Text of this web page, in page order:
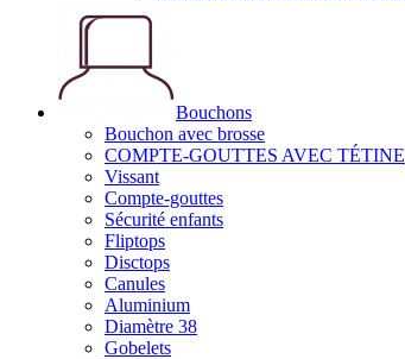
Bouchons
Bouchon avec brosse
COMPTE-GOUTTES AVEC TÉTINE
Vissant
Compte-gouttes
Sécurité enfants
Fliptops
Disctops
Canules
Aluminium
Diamètre 38
Gobelets